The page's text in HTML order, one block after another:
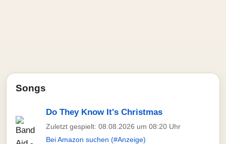
Songs
Do They Know It's Christmas
Zuletzt gespielt: 08.08.2026 um 08:20 Uhr
Bei Amazon suchen (#Anzeige)